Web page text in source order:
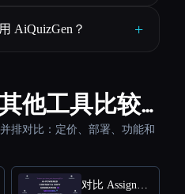
AiQuizGen？ +
其他工具比较…
排对比：定价、部署、功能和
对比 AssignmentGPT AI